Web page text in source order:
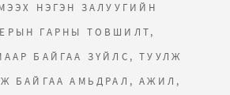
НЭГЭН ЗАЛУУГИЙН
ГАРНЫ ТОВШИЛТ,
БАЙГАА ЗҮЙЛС, ТУУЛЖ
БАЙГАА АМЬДРАЛ, АЖИЛ,